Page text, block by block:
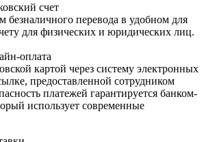
счет
безналичного перевода в удобном для
для физических и юридических лиц.
оплата
картой через систему электронных
предоставленной сотрудником
платежей гарантируется банком-
использует современные